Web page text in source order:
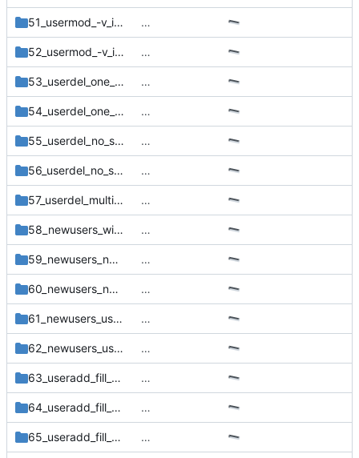
51_usermod_-v_invalid_range6 …
52_usermod_-v_invalid_range7 …
53_userdel_one_subuid_range …
54_userdel_one_subgid_range …
55_userdel_no_subuid …
56_userdel_no_subgid …
57_userdel_multiple_ranges …
58_newusers_with_subids …
59_newusers_no_subuid …
60_newusers_no_subgid …
61_newusers_user_already_has_subgids …
62_newusers_user_already_has_subuids …
63_useradd_fill_gap4 …
64_useradd_fill_gap5 …
65_useradd_fill_gap6 …